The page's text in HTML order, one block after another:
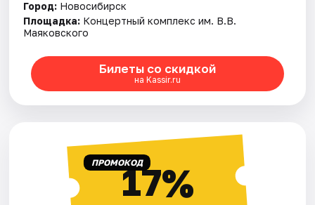
Город: Новосибирск
Площадка: Концертный комплекс им. В.В.
Маяковского
Билеты со скидкой
на Kassir.ru
ПРОМОКОД17%